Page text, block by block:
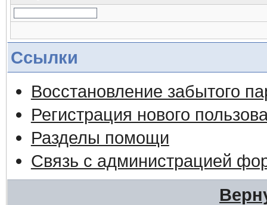
Ссылки
Восстановление забытого
Регистрация нового
Разделы помощи
Связь с администрацией